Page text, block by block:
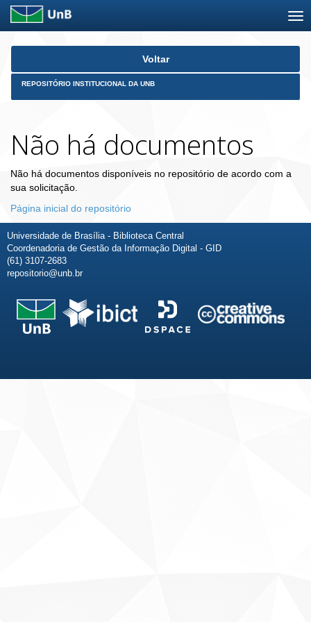
Skip
Voltar
REPOSITÓRIO INSTITUCIONAL DA UNB
Não há documentos
Não há documentos disponíveis no repositório de acordo com a
sua solicitação.
Página inicial do repositório
Universidade de Brasília - Biblioteca Central
Coordenadoria de Gestão da Informação Digital - GID
(61) 3107-2683
repositorio@unb.br